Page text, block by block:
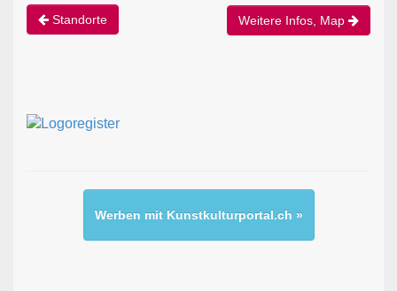
Standorte Weitere Infos, Map
Werben mit Kunstkulturportal.ch »